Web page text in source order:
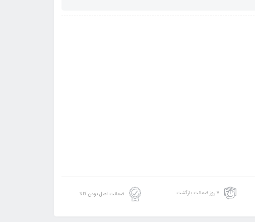
۷ روز ضمانت بازگشت ضمانت اصل بودن کالا